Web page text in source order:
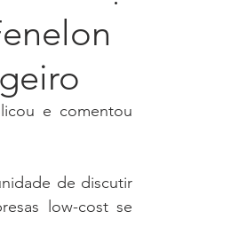
e comentou
de discutir
low-cost se